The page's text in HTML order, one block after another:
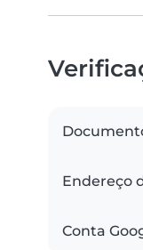
Endereço
Conta